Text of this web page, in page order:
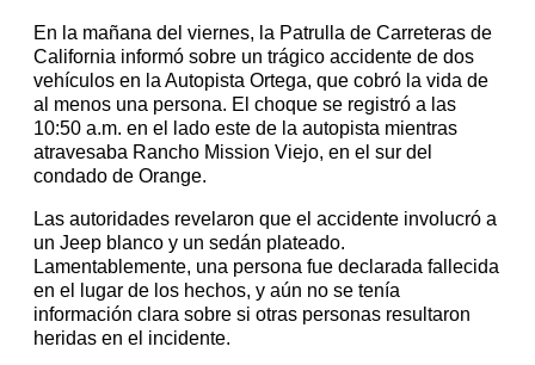
En la mañana del viernes, la Patrulla de Carreteras de
California informó sobre un trágico accidente de dos
vehículos en la Autopista Ortega, que cobró la vida de
al menos una persona. El choque se registró a las
10:50 a.m. en el lado este de la autopista mientras
atravesaba Rancho Mission Viejo, en el sur del
condado de Orange.
Las autoridades revelaron que el accidente involucró a
un Jeep blanco y un sedán plateado.
Lamentablemente, una persona fue declarada fallecida
en el lugar de los hechos, y aún no se tenía
información clara sobre si otras personas resultaron
heridas en el incidente.